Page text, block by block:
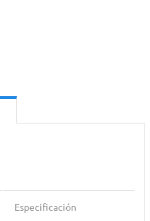
Especificación